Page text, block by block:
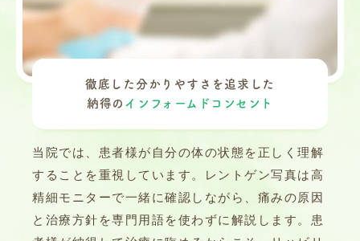
徹底した分かりやすさを追求した
納得の インフォームドコンセント
当院では、患者様が自分の体の状態を正しく理解
することを重視しています。レントゲン写真は高
精細モニターで一緒に確認しながら、痛みの原因
と治療方針を専門用語を使わずに解説します。患